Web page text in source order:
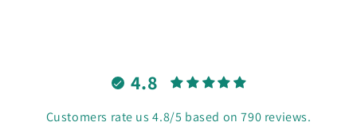
4.8
Customers rate us 4.8/5 based on 790 reviews.